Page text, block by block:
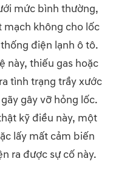
mức bình thường,
mạch không cho lốc
điện lạnh ô tô.
này, thiếu gas hoặc
tình trạng trầy xước
gây vỡ hỏng lốc.
kỹ điều này, một
lấy mất cảm biến
ra được sự cố này.